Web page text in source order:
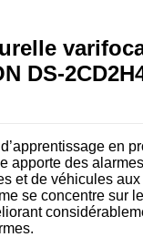
DS-
en
apporte des
et de véhicules
se concentre sur